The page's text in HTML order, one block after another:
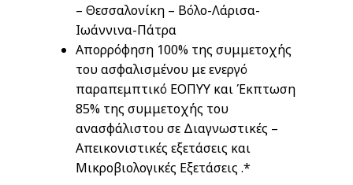
– Θεσσαλονίκη – Βόλο-Λάρισα-
Ιωάννινα-Πάτρα
Απορρόφηση 100% της συμμετοχής
του ασφαλισμένου με ενεργό
παραπεμπτικό ΕΟΠΥΥ και Έκπτωση
85% της συμμετοχής του
ανασφάλιστου σε Διαγνωστικές –
Απεικονιστικές εξετάσεις και
Μικροβιολογικές Εξετάσεις .*